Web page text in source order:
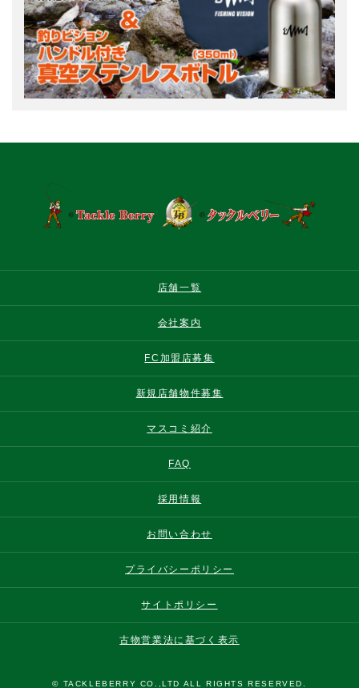
店舗一覧
会社案内
FC加盟店募集
新規店舗物件募集
マスコミ紹介
FAQ
採用情報
お問い合わせ
プライバシーポリシー
サイトポリシー
古物営業法に基づく表示
© TACKLEBERRY CO.,LTD ALL RIGHTS RESERVED.